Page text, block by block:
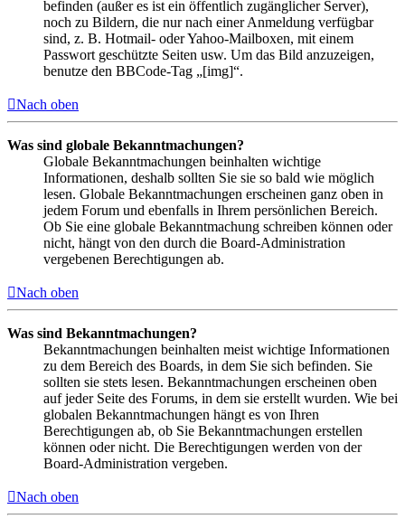
befinden (außer es ist ein öffentlich zugänglicher Server),
noch zu Bildern, die nur nach einer Anmeldung verfügbar
sind, z. B. Hotmail- oder Yahoo-Mailboxen, mit einem
Passwort geschützte Seiten usw. Um das Bild anzuzeigen,
benutze den BBCode-Tag „[img]“.
Nach oben
Was sind globale Bekanntmachungen?
Globale Bekanntmachungen beinhalten wichtige
Informationen, deshalb sollten Sie sie so bald wie möglich
lesen. Globale Bekanntmachungen erscheinen ganz oben in
jedem Forum und ebenfalls in Ihrem persönlichen Bereich.
Ob Sie eine globale Bekanntmachung schreiben können oder
nicht, hängt von den durch die Board-Administration
vergebenen Berechtigungen ab.
Nach oben
Was sind Bekanntmachungen?
Bekanntmachungen beinhalten meist wichtige Informationen
zu dem Bereich des Boards, in dem Sie sich befinden. Sie
sollten sie stets lesen. Bekanntmachungen erscheinen oben
auf jeder Seite des Forums, in dem sie erstellt wurden. Wie bei
globalen Bekanntmachungen hängt es von Ihren
Berechtigungen ab, ob Sie Bekanntmachungen erstellen
können oder nicht. Die Berechtigungen werden von der
Board-Administration vergeben.
Nach oben